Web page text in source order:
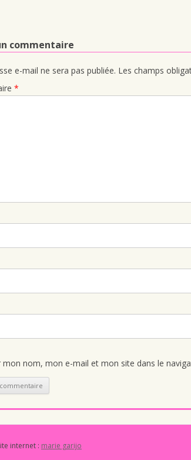
commentaire
e-mail ne sera pas publiée. Les champs
*
mon nom, mon e-mail et mon site dans le
internet : marie garijo